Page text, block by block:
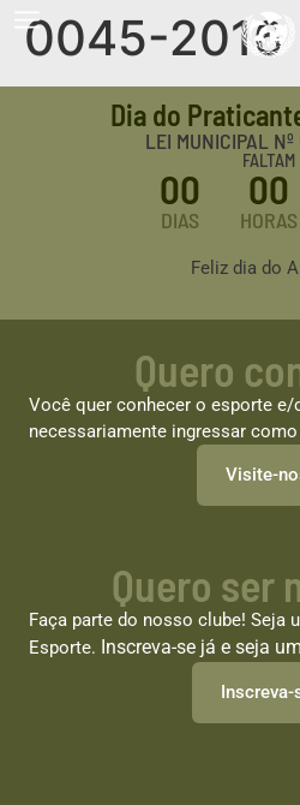
0045-2016
Dia do
LEI MUNICIPAL
FALTAM
00
DIAS
00
HORAS
Feliz dia do
Quero
Você quer conhecer o esporte e/
necessariamente ingressar
Visite-
Quero ser
Faça parte do nosso clube! Seja
Esporte. Inscreva-se já e seja
Inscreva-